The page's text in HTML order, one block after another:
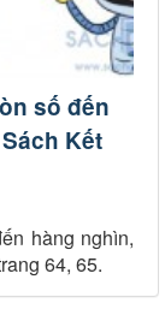
số đến
Kết
hàng nghìn,
64, 65.